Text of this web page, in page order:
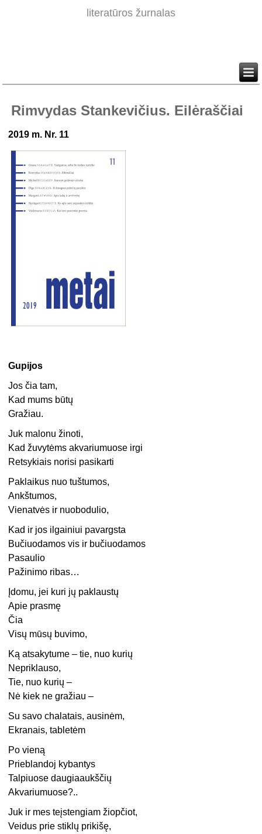
literatūros žurnalas
Rimvydas Stankevičius. Eilėraščiai
2019 m. Nr. 11
Gupijos
Jos čia tam,
Kad mums būtų
Gražiau.
Juk malonu žinoti,
Kad žuvytėms akvariumuose irgi
Retsykiais norisi pasikarti
Paklaikus nuo tuštumos,
Ankštumos,
Vienatvės ir nuobodulio,
Kad ir jos ilgainiui pavargsta
Bučiuodamos vis ir bučiuodamos
Pasaulio
Pažinimo ribas…
Įdomu, jei kuri jų paklaustų
Apie prasmę
Čia
Visų mūsų buvimo,
Ką atsakytume – tie, nuo kurių
Nepriklauso,
Tie, nuo kurių –
Nė kiek ne gražiau –
Su savo chalatais, ausinėm,
Ekranais, tabletėm
Po vieną
Prieblandoj kybantys
Talpiuose daugiaaukščių
Akvariumuose?..
Juk ir mes teįstengiam žiopčiot,
Veidus prie stiklų prikišę,